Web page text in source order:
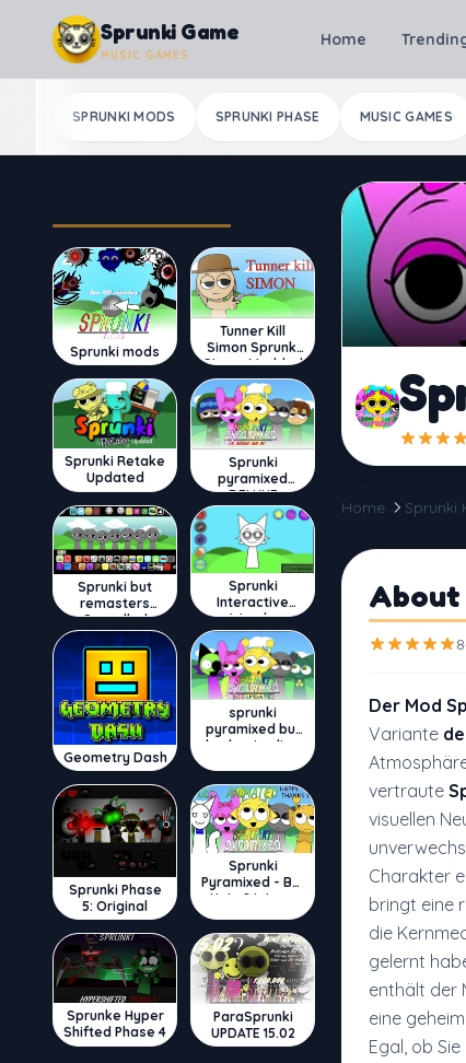
Skip to content
Sprunki Game
MUSIC GAMES
Home
SPRUNKI MODS SPRUNKI PHASE MUSIC GAMES
Sprunki mods
Tunner Kill
Simon Sprunki
Sinner Modded
Sprunki Retake
Updated
Sprunki
pyramixed
DELUXE
Sprunki but
remasters
Cancelled
Sprunki
Interactive
Wenda
Geometry Dash
sprunki
pyramixed but
broker is alive
Sprunki Phase
5: Original
Sprunki
Pyramixed - But
Upin & Ipin oc
Sprunke Hyper
Shifted Phase 4
ParaSprunki
UPDATE 15.02
Home Sprunki
About
Der Mod
Variante
vertraute
visuellen
Charakter
bringt eine
die
gelernt
enthält der
eine
Egal, ob